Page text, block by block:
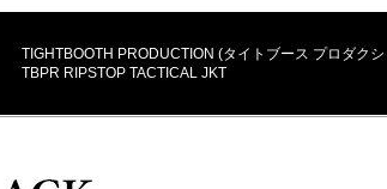
TIGHTBOOTH PRODUCTION (タイトブース プロダク
TBPR RIPSTOP TACTICAL JKT